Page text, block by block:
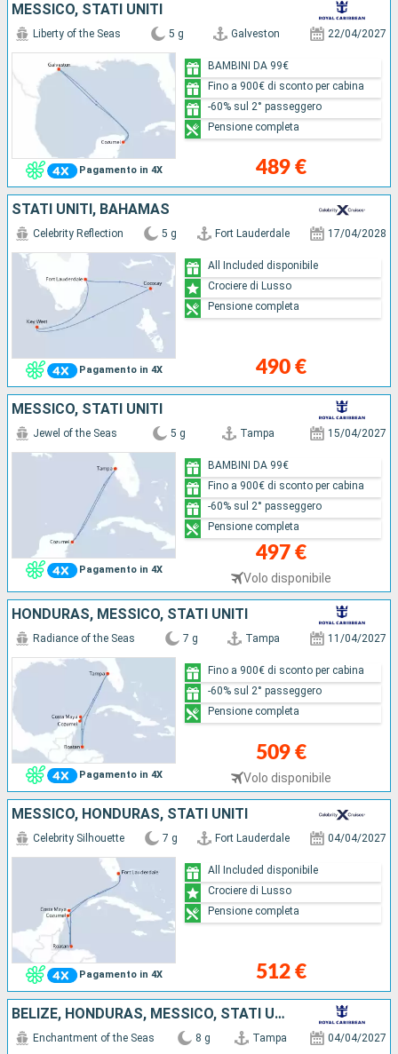
MESSICO, STATI UNITI
Pagamento in 4X
Liberty of the Seas 5 g Galveston 22/04/2027
489 €
BAMBINI DA 99€
Fino a 900€ di sconto per cabina
-60% sul 2° passeggero
Pensione completa
STATI UNITI, BAHAMAS
Pagamento in 4X
Celebrity Reflection 5 g Fort Lauderdale 17/04/2028
490 €
All Included disponibile
Crociere di Lusso
Pensione completa
MESSICO, STATI UNITI
Pagamento in 4X
Jewel of the Seas 5 g Tampa 15/04/2027
497 €
Volo disponibile
BAMBINI DA 99€
Fino a 900€ di sconto per cabina
-60% sul 2° passeggero
Pensione completa
HONDURAS, MESSICO, STATI UNITI
Pagamento in 4X
Radiance of the Seas 7 g Tampa 11/04/2027
509 €
Volo disponibile
Fino a 900€ di sconto per cabina
-60% sul 2° passeggero
Pensione completa
MESSICO, HONDURAS, STATI UNITI
Pagamento in 4X
Celebrity Silhouette 7 g Fort Lauderdale 04/04/2027
512 €
All Included disponibile
Crociere di Lusso
Pensione completa
BELIZE, HONDURAS, MESSICO, STATI UNITI
Enchantment of the Seas 8 g Tampa 04/04/2027